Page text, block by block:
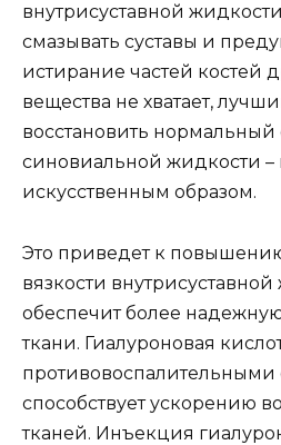
внутрисуставной
смазывать суставы и
истирание частей костей
вещества не хватает,
восстановить нормальный
синовиальной жидкости –
искусственным образом.
Это приведет к
вязкости
обеспечит более
ткани. Гиалуроновая
противовоспалительными
способствует ускорению
тканей. Инъекция